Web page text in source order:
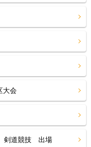
大会
剣道競技 出場